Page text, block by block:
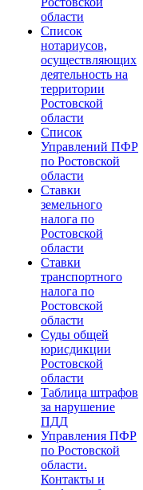
области
Список
нотариусов,
осуществляющих
деятельность на
территории
Ростовской
области
Список
Управлений ПФР
по Ростовской
области
Ставки
земельного
налога по
Ростовской
области
Ставки
транспортного
налога по
Ростовской
области
Суды общей
юрисдикции
Ростовской
области
Таблица штрафов
за нарушение
ПДД
Управления ПФР
по Ростовской
области.
Контакты и